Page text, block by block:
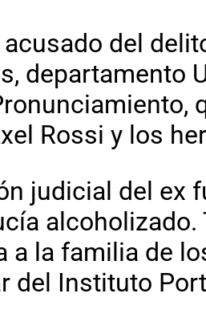
del
departamento
Rossi y los
judicial del ex
alcoholizado.
a la familia de
del Instituto